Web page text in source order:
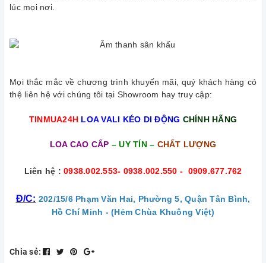
lúc mọi nơi.
Mọi thắc mắc về chương trình khuyến mãi, quý khách hàng có
thệ liên hệ với chúng tôi tại Showroom hay truy cập:
TINMUA24H LOA VALI KÉO DI ĐỘNG CHÍNH HÃNG
LOA CAO CẤP – UY TÍN – CHẤT LƯỢNG
Liên hệ : 0938.002.553- 0938.002.550 - 0909.677.762
Đ/C: 202/15/6 Phạm Văn Hai, Phường 5, Quận Tân Bình,
Hồ Chí Minh - (Hẻm Chùa Khuông Việt)
Chia sẻ: